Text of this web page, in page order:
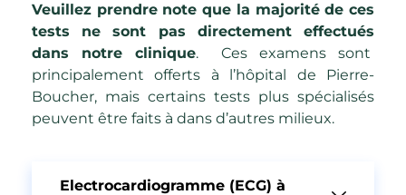
Veuillez prendre note que la majorité de ces
tests ne sont pas directement effectués
dans notre clinique.Ces examens sont
principalement offerts à l’hôpital de Pierre-
Boucher, mais certains tests plus spécialisés
peuvent être faits à dans d’autres milieux.
Electrocardiogramme (ECG) à